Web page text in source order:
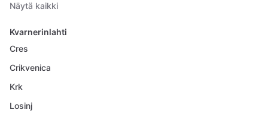
Näytä kaikki
Kvarnerinlahti
Cres
Crikvenica
Krk
Losinj